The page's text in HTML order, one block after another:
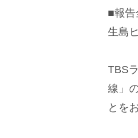
■報告
生島
TBS
線」
とを